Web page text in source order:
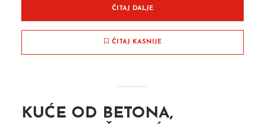
ČITAJ DALJE
ČITAJ KASNIJE
KUĆE OD BETONA,